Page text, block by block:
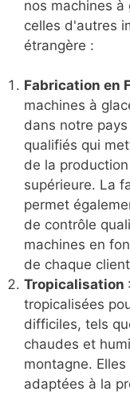
nos machines
celles d'autres
étrangère :
Fabrication en
machines à
dans notre
qualifiés qui
de la
supérieure. La
permet
de contrôle
machines en
de chaque
Tropicalisation
tropicalisées
difficiles, tels
chaudes et
montagne.
adaptées à la